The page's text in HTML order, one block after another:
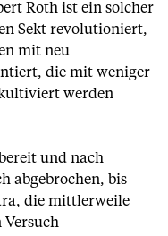
Roth ist ein solcher
Sekt revolutioniert,
mit neu
die mit weniger
werden
und nach
abgebrochen, bis
die mittlerweile
Versuch